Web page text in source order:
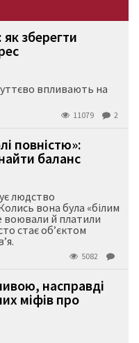
як зберегти
впливають на
11079 2
повністю»:
баланс
людство
вона була «білим
воювали й платили
стає об’єктом
5082
насправді
міфів про